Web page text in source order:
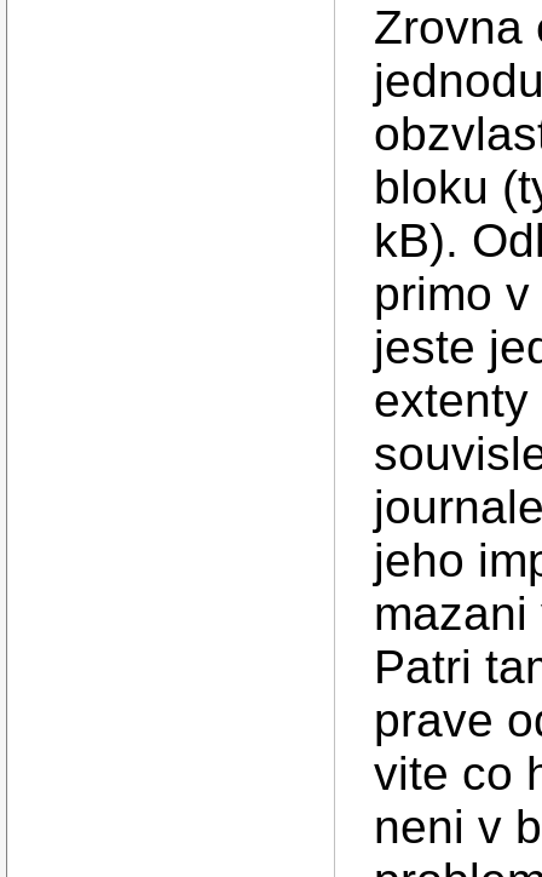
Zrovna
bloku
kB).
primo
jeste
extenty
jeho
Patri
prave
vite co
neni v